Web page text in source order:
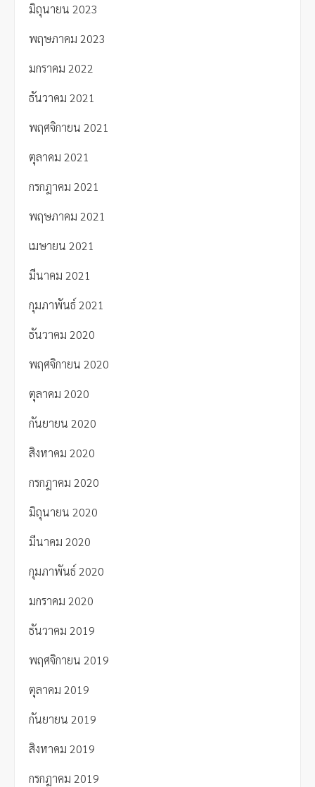
มิถุนายน 2023
พฤษภาคม 2023
มกราคม 2022
ธันวาคม 2021
พฤศจิกายน 2021
ตุลาคม 2021
กรกฎาคม 2021
พฤษภาคม 2021
เมษายน 2021
มีนาคม 2021
กุมภาพันธ์ 2021
ธันวาคม 2020
พฤศจิกายน 2020
ตุลาคม 2020
กันยายน 2020
สิงหาคม 2020
กรกฎาคม 2020
มิถุนายน 2020
มีนาคม 2020
กุมภาพันธ์ 2020
มกราคม 2020
ธันวาคม 2019
พฤศจิกายน 2019
ตุลาคม 2019
กันยายน 2019
สิงหาคม 2019
กรกฎาคม 2019